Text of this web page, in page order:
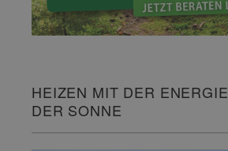
HEIZEN MIT DER ENERGIE
DER SONNE